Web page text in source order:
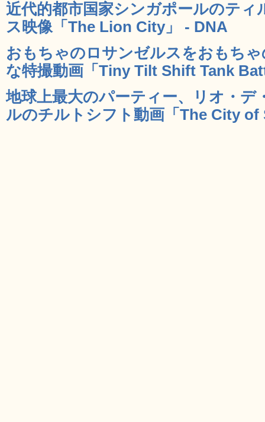
近代的都市国家シンガポールのテ
ス映像「The Lion City」 - DNA
おもちゃのロサンゼルスをおもち
な特撮動画「Tiny Tilt Shift Tank
地球上最大のパーティー、リオ・デ
ルのチルトシフト動画「The City of